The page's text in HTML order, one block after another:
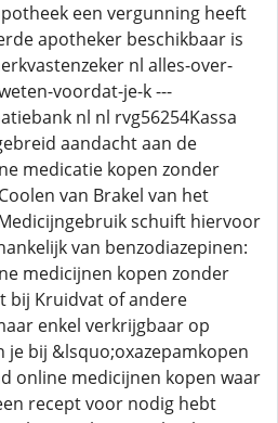
een vergunning heeft
apotheker beschikbaar is
nl alles-over-
voordat-je-k ---
nl nl rvg56254Kassa
aandacht aan de
medicatie kopen zonder
van Brakel van het
schuift hiervoor
van benzodiazepinen:
medicijnen kopen zonder
bij Kruidvat of andere
enkel verkrijgbaar op
je bij &lsquo;oxazepamkopen
online medicijnen kopen waar
recept voor nodig hebt